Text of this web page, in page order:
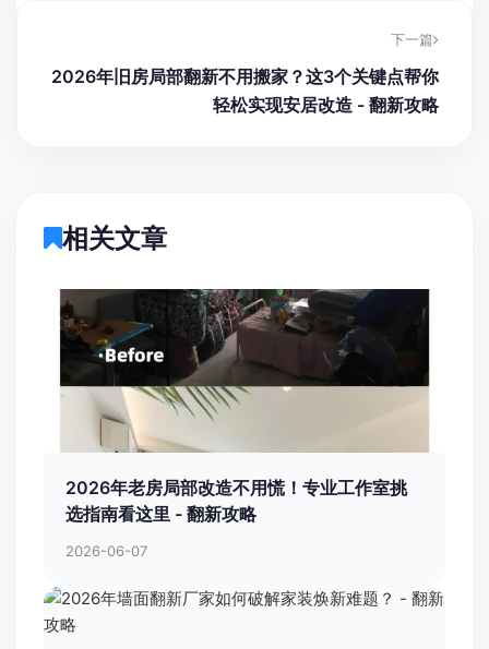
下一篇
2026年旧房局部翻新不用搬家？这3个关键点帮你
轻松实现安居改造 - 翻新攻略
相关文章
2026年老房局部改造不用慌！专业工作室挑
选指南看这里 - 翻新攻略
2026-06-07